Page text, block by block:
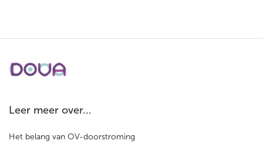
Leer meer over...
Het belang van OV-doorstroming